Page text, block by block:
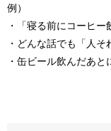
例）
・「寝る前にコーヒ
・どんな話でも「人
・缶ビール飲んだあと